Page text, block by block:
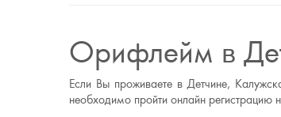
Орифлейм в
Если Вы проживаете в Детчине,
необходимо пройти онлайн регистрацию